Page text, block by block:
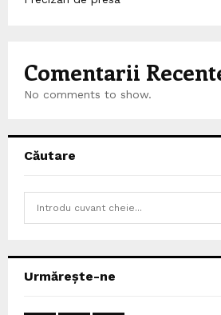
Comentarii
No comments to show.
Căutare
h
Urmărește-ne